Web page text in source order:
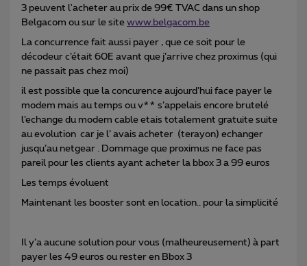
3 peuvent l'acheter au prix de 99€ TVAC dans un shop
Belgacom ou sur le site www.belgacom.be
La concurrence fait aussi payer , que ce soit pour le
décodeur c’était 60E avant que j’arrive chez proximus (qui
ne passait pas chez moi)
il est possible que la concurence aujourd’hui face payer le
modem mais au temps ou v** s’appelais encore brutelé
l’echange du modem cable etais totalement gratuite suite
au evolution car je l’ avais acheter (terayon) echanger
jusqu’au netgear . Dommage que proximus ne face pas
pareil pour les clients ayant acheter la bbox 3 a 99 euros
Les temps évoluent
Maintenant les booster sont en location.. pour la simplicité
Il y’a aucune solution pour vous (malheureusement) à part
payer les 49 euros ou rester en Bbox 3